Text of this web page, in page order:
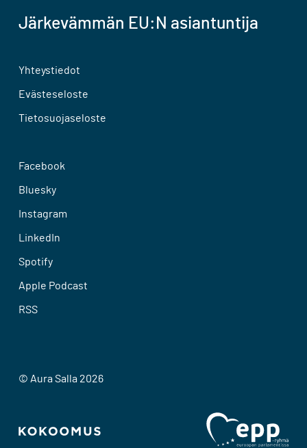
Järkevämmän EU:N asiantuntija
Yhteystiedot
Evästeseloste
Tietosuojaseloste
Facebook
Bluesky
Instagram
LinkedIn
Spotify
Apple Podcast
RSS
© Aura Salla 2026